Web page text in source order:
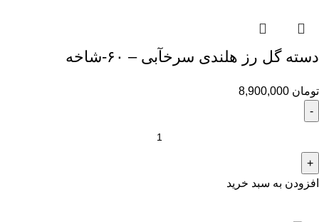
دسته گل رز هلندی سرخآبی – ۶۰-شاخه
تومان
افزودن به سبد خرید